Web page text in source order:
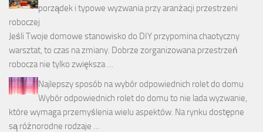
porządek i typowe wyzwania przy aranżacji przestrzeni
roboczej
Jeśli Twoje domowe stanowisko do DIY przypomina chaotyczny
warsztat, to czas na zmiany. Dobrze zorganizowana przestrzeń
robocza nie tylko zwiększa …
Najlepszy sposób na wybór odpowiednich rolet do domu
Wybór odpowiednich rolet do domu to nie lada wyzwanie,
które wymaga przemyślenia wielu aspektów. Na rynku dostępne
są różnorodne rodzaje …